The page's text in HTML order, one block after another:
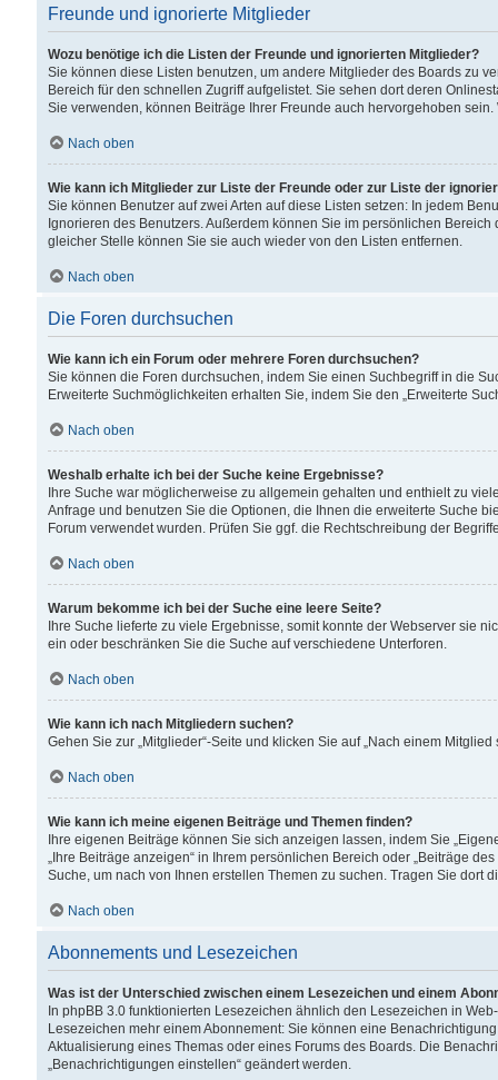
Freunde und ignorierte Mitglieder
Wozu benötige ich die Listen der Freunde und ignorierten Mitglieder?
Sie können diese Listen benutzen, um andere Mitglieder des Boards zu
Bereich für den schnellen Zugriff aufgelistet. Sie sehen dort deren
Sie verwenden, können Beiträge Ihrer Freunde auch hervorgehoben
Nach oben
Wie kann ich Mitglieder zur Liste der Freunde oder zur Liste der
Sie können Benutzer auf zwei Arten auf diese Listen setzen: In jedem
Ignorieren des Benutzers. Außerdem können Sie im persönlichen
gleicher Stelle können Sie sie auch wieder von den Listen entfernen.
Nach oben
Die Foren durchsuchen
Wie kann ich ein Forum oder mehrere Foren durchsuchen?
Sie können die Foren durchsuchen, indem Sie einen Suchbegriff in die
Erweiterte Suchmöglichkeiten erhalten Sie, indem Sie den „Erweiterte
Nach oben
Weshalb erhalte ich bei der Suche keine Ergebnisse?
Ihre Suche war möglicherweise zu allgemein gehalten und enthielt zu
Anfrage und benutzen Sie die Optionen, die Ihnen die erweiterte Suche
Forum verwendet wurden. Prüfen Sie ggf. die Rechtschreibung der
Nach oben
Warum bekomme ich bei der Suche eine leere Seite?
Ihre Suche lieferte zu viele Ergebnisse, somit konnte der Webserver sie
ein oder beschränken Sie die Suche auf verschiedene Unterforen.
Nach oben
Wie kann ich nach Mitgliedern suchen?
Gehen Sie zur „Mitglieder“-Seite und klicken Sie auf „Nach einem Mitglied
Nach oben
Wie kann ich meine eigenen Beiträge und Themen finden?
Ihre eigenen Beiträge können Sie sich anzeigen lassen, indem Sie
„Ihre Beiträge anzeigen“ in Ihrem persönlichen Bereich oder „Beiträge
Suche, um nach von Ihnen erstellen Themen zu suchen. Tragen Sie dort
Nach oben
Abonnements und Lesezeichen
Was ist der Unterschied zwischen einem Lesezeichen und einem
In phpBB 3.0 funktionierten Lesezeichen ähnlich den Lesezeichen in
Lesezeichen mehr einem Abonnement: Sie können eine
Aktualisierung eines Themas oder eines Forums des Boards. Die
„Benachrichtigungen einstellen“ geändert werden.